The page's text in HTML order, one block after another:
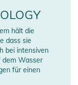
hält die
dass sie
bei intensiven
dem Wasser
für einen